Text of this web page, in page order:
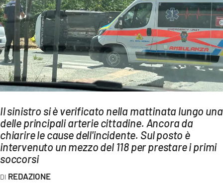
CULTURA
AMBIENTE
Streaming
LAC TV
LAC NETWORK
LAC ONAIR
LaC
Network
LACPLAY.IT
LACTV.IT
Il sinistro si è verificato nella mattinata lungo una
delle principali arterie cittadine. Ancora da
chiarire le cause dell'incidente. Sul posto è
intervenuto un mezzo del 118 per prestare i primi
soccorsi
REDAZIONE